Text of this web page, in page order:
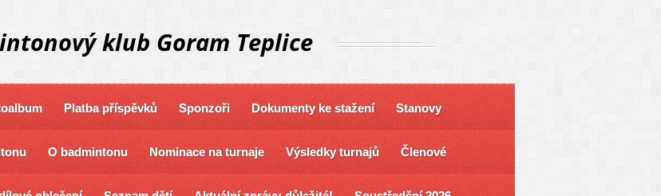
klub Goram Teplice
Platba příspěvků Sponzoři Dokumenty ke stažení Stanovy
O badmintonu Nominace na turnaje Výsledky turnajů Členové